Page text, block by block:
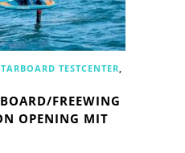
TESTCENTER
FREEWING
OPENING MIT